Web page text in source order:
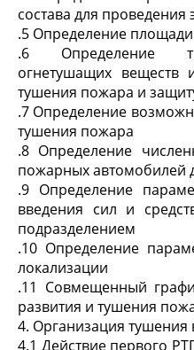
состава для
.5 Определение
.6 Определение
огнетушащих веществ
тушения пожара и
.7 Определение
тушения пожара
.8 Определение
пожарных автомобилей
.9 Определение
введения сил и
подразделением
.10 Определение
локализации
.11 Совмещенный
развития и тушения
4. Организация
4.1 Действие первого